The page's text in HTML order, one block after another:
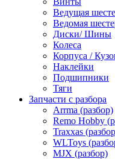
Ведущая
Ведомая
Диски/ Шины
Колеса
Корпуса /
Наклейки
Подшипники
Тяги
Запчасти с разбора
Arrma (разбор)
Remo Hobby
Traxxas
WLToys
MJX (разбор)